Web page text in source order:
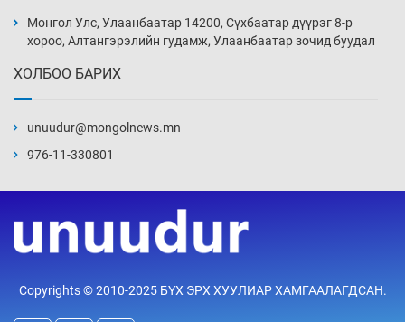
4 цаг 20 мин
хэмжээг шинэчлэн тогтоох нь
5 цаг 20 мин
мөнгө, хүрэл медаль хүртэв
5 цаг 47 мин
Монгол Улс, Улаанбаатар 14200, Сүхбаатар дүүрэг 8-р
хороо, Алтангэрэлийн гудамж, Улаанбаатар зочид буудал
ХОЛБОО БАРИХ
unuudur@mongolnews.mn
976-11-330801
Copyrights © 2010-2025 БҮХ ЭРХ ХУУЛИАР ХАМГААЛАГДСАН.